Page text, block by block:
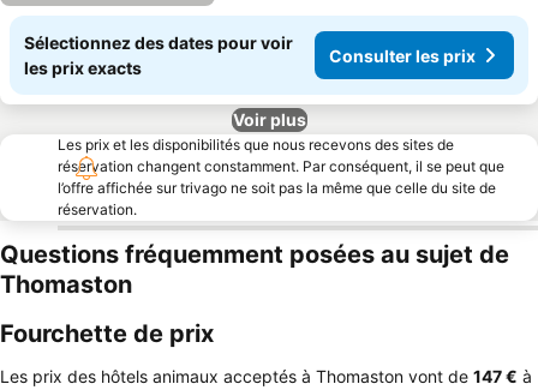
Sélectionnez des dates pour voir
les prix exacts
Consulter les prix
Voir plus
Les prix et les disponibilités que nous recevons des sites de
réservation changent constamment. Par conséquent, il se peut que
l’offre affichée sur trivago ne soit pas la même que celle du site de
réservation.
Questions fréquemment posées au sujet de
Thomaston
Fourchette de prix
Les prix des hôtels animaux acceptés à Thomaston vont de ‎147 € à